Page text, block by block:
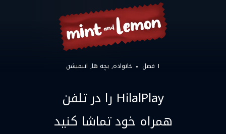
۱ فصل خانواده بچه ها انیمیشن
HilalPlay را در تلفن
همراه خود تماشا کنید